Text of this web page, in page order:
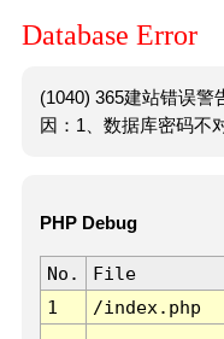
Database Error
(1040) 365建站错误警
因：1、数据库密码不
PHP Debug
No. File
1
/index.php